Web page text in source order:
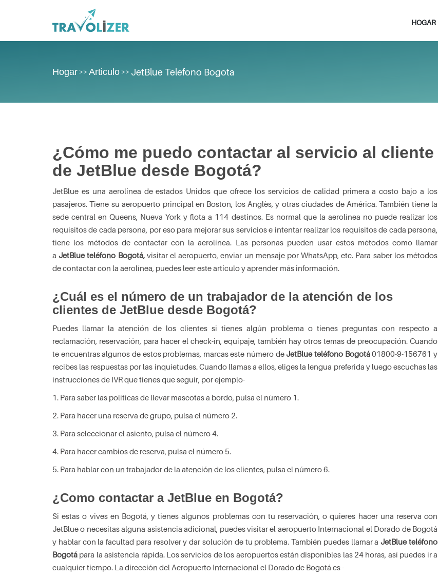
HOGAR
Hogar >> Articulo >> JetBlue Telefono Bogota
¿Cómo me puedo contactar al servicio al cliente
de JetBlue desde Bogotá?
JetBlue es una aerolínea de estados Unidos que ofrece los servicios de calidad primera a costo bajo a los
pasajeros. Tiene su aeropuerto principal en Boston, los Anglès, y otras ciudades de América. También tiene la
sede central en Queens, Nueva York y flota a 114 destinos. Es normal que la aerolínea no puede realizar los
requisitos de cada persona, por eso para mejorar sus servicios e intentar realizar los requisitos de cada persona,
tiene los métodos de contactar con la aerolínea. Las personas pueden usar estos métodos como llamar
aJetBlue teléfono Bogotá, visitar el aeropuerto, enviar un mensaje por WhatsApp, etc. Para saber los métodos
de contactar con la aerolínea, puedes leer este artículo y aprender más información.
¿Cuál es el número de un trabajador de la atención de los
clientes de JetBlue desde Bogotá?
Puedes llamar la atención de los clientes si tienes algún problema o tienes preguntas con respecto a
reclamación, reservación, para hacer el check-in, equipaje, también hay otros temas de preocupación. Cuando
te encuentras algunos de estos problemas, marcas este número deJetBlue teléfono Bogotá01800-9-156761 y
recibes las respuestas por las inquietudes. Cuando llamas a ellos, eliges la lengua preferida y luego escuchas las
instrucciones de IVR que tienes que seguir, por ejemplo-
1. Para saber las políticas de llevar mascotas a bordo, pulsa el número 1.
2. Para hacer una reserva de grupo, pulsa el número 2.
3. Para seleccionar el asiento, pulsa el número 4.
4. Para hacer cambios de reserva, pulsa el número 5.
5. Para hablar con un trabajador de la atención de los clientes, pulsa el número 6.
¿Como contactar a JetBlue en Bogotá?
Si estas o vives en Bogotá, y tienes algunos problemas con tu reservación, o quieres hacer una reserva con
JetBlue o necesitas alguna asistencia adicional, puedes visitar el aeropuerto Internacional el Dorado de Bogotá
y hablar con la facultad para resolver y dar solución de tu problema. También puedes llamar aJetBlue teléfono
Bogotá para la asistencia rápida. Los servicios de los aeropuertos están disponibles las 24 horas, así puedes ir a
cualquier tiempo. La dirección del Aeropuerto Internacional el Dorado de Bogotá es -